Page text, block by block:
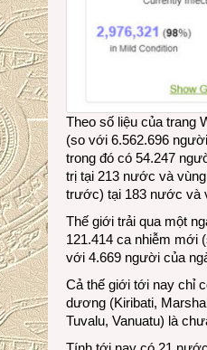
Theo số liệu của trang
(so với 6.562.696
trong đó có 54.247
trị tại 213 nước và
trước) tại 183 nước và
Thế giới trải qua một
121.414 ca nhiễm mới
với 4.669 người của
Cả thế giới tới nay chỉ
dương (Kiribati,
Tuvalu, Vanuatu) là